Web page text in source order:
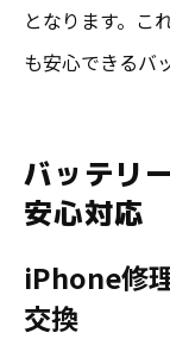
となります。こ
も安心できるバ
バッテリ
安心対応
iPhone修
交換